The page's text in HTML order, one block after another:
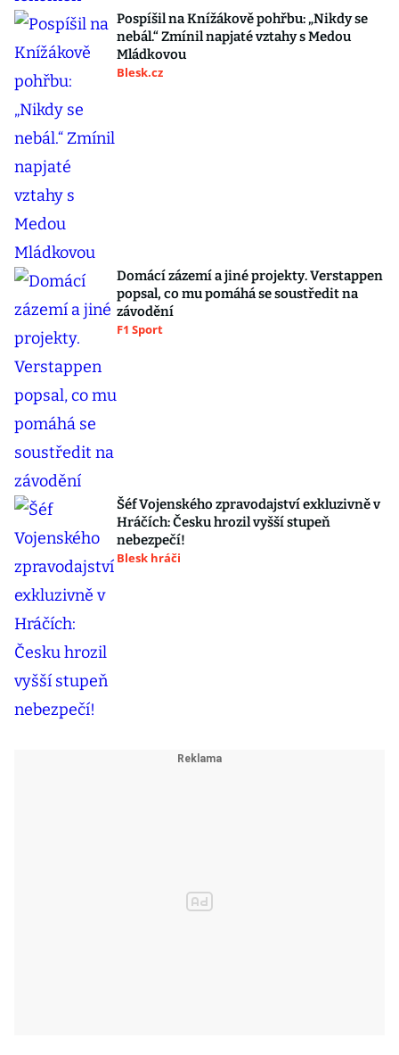
Pospíšil na Knížákově pohřbu: „Nikdy se
nebál.“ Zmínil napjaté vztahy s Medou
Mládkovou
Blesk.cz
Domácí zázemí a jiné projekty. Verstappen
popsal, co mu pomáhá se soustředit na
závodění
F1 Sport
Šéf Vojenského zpravodajství exkluzivně v
Hráčích: Česku hrozil vyšší stupeň
nebezpečí!
Blesk hráči